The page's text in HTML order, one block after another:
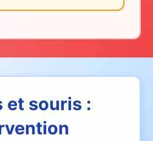
et souris :